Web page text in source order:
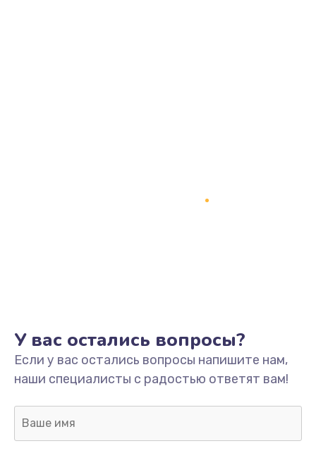
995 руб.
Заказать
Замена шлейфа матрицы
У вас остались вопросы?
Если у вас остались вопросы напишите нам,
наши специалисты с радостью ответят вам!